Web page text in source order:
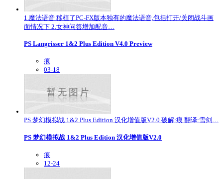
1.魔法语音 移植了PC-FX版本独有的魔法语音,包括打开/关闭战斗画
面情况下 2.女神问答增加配音…
PS Langrisser 1&2 Plus Edition V4.0 Preview
痕
03-18
PS 梦幻模拟战 1&2 Plus Edition 汉化增值版V2.0 破解:痕 翻译:雪剑…
PS 梦幻模拟战 1&2 Plus Edition 汉化增值版V2.0
痕
12-24